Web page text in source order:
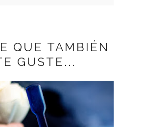
QUE TAMBIÉN
GUSTE...